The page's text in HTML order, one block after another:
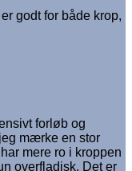
godt for både krop,
forløb og
mærke en stor
mere ro i kroppen
overfladisk. Det er